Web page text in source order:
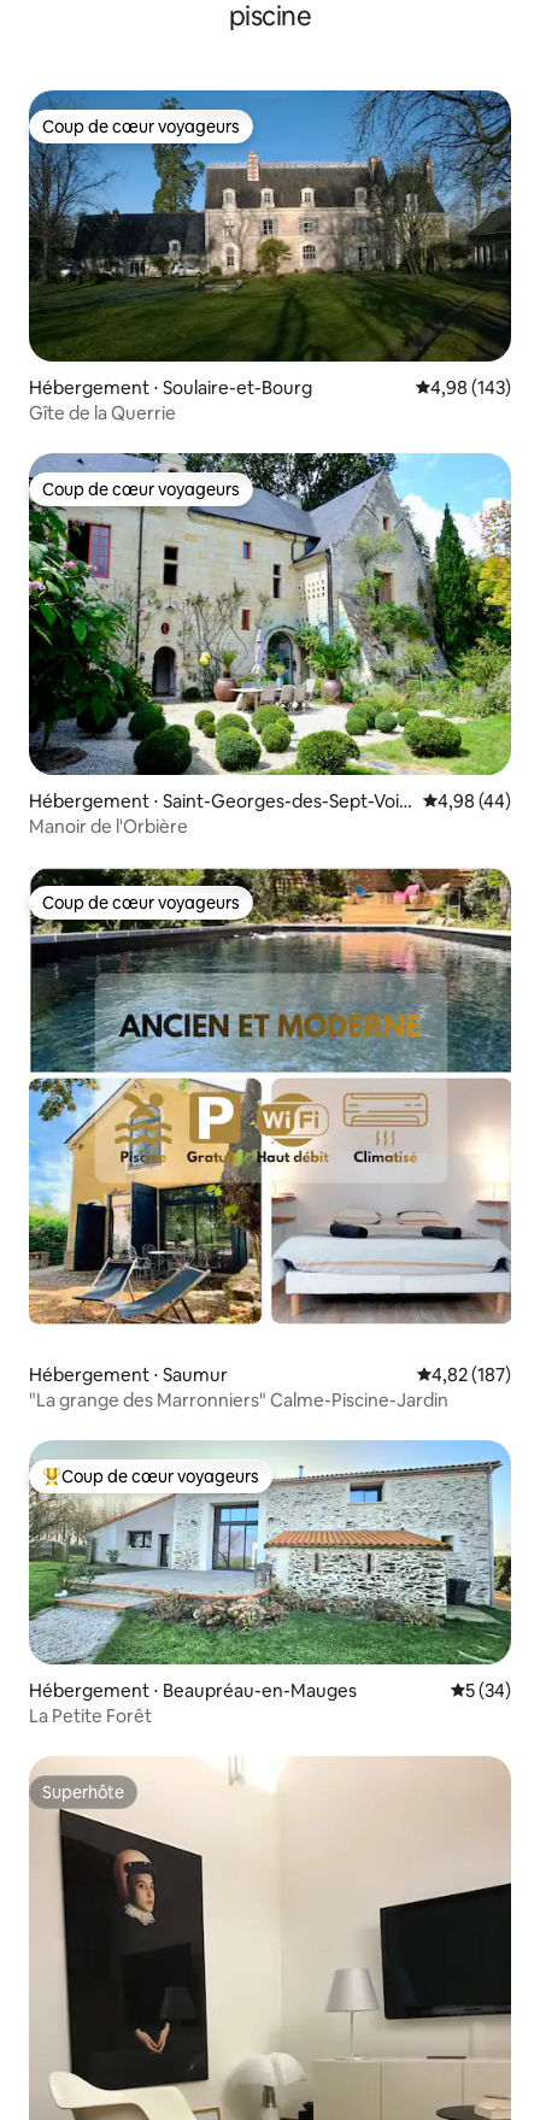
piscine
Coup de cœur voyageurs
Coup de cœur voyageurs
Hébergement ⋅ Soulaire-et-Bourg Évaluation
4,98 (143)
Gîte de la Querrie
Coup de cœur voyageurs
Coup de cœur voyageurs
Hébergement ⋅ Saint-Georges-des-Sept-Voie
s
Évaluation
4,98 (44)
Manoir de l'Orbière
Coup de cœur voyageurs
Coup de cœur voyageurs
Hébergement ⋅ Saumur Évaluation
4,82 (187)
"La grange des Marronniers" Calme-Piscine-Jardin
Coups de cœur voyageurs les plus appréciés
Coup de cœur voyageurs
Hébergement ⋅ Beaupréau-en-Mauges
5 (34)
La Petite Forêt
Superhôte
Superhôte